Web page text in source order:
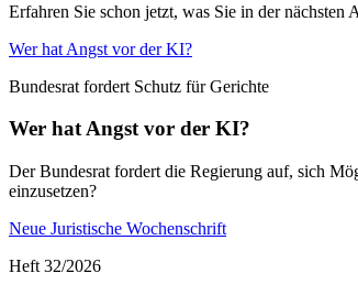
Erfahren Sie schon jetzt, was Sie in der nächsten
Wer hat Angst vor der KI?
Bundesrat fordert Schutz für Gerichte
Wer hat Angst vor der KI?
Der Bundesrat fordert die Regierung auf, sich
einzusetzen?
Neue Juristische Wochenschrift
Heft 32/2026